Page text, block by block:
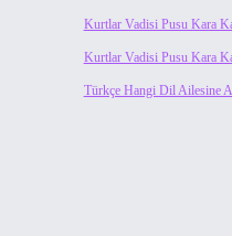
Kurtlar Vadisi Pusu Kara
Kurtlar Vadisi Pusu Kara
Türkçe Hangi Dil Ailesine